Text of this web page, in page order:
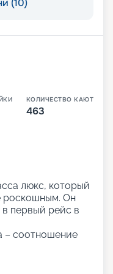
(10)
КОЛИЧЕСТВО КАЮТ
463
люкс, который
роскошным. Он
в первый рейс в
– соотношение
уделить
сервис.